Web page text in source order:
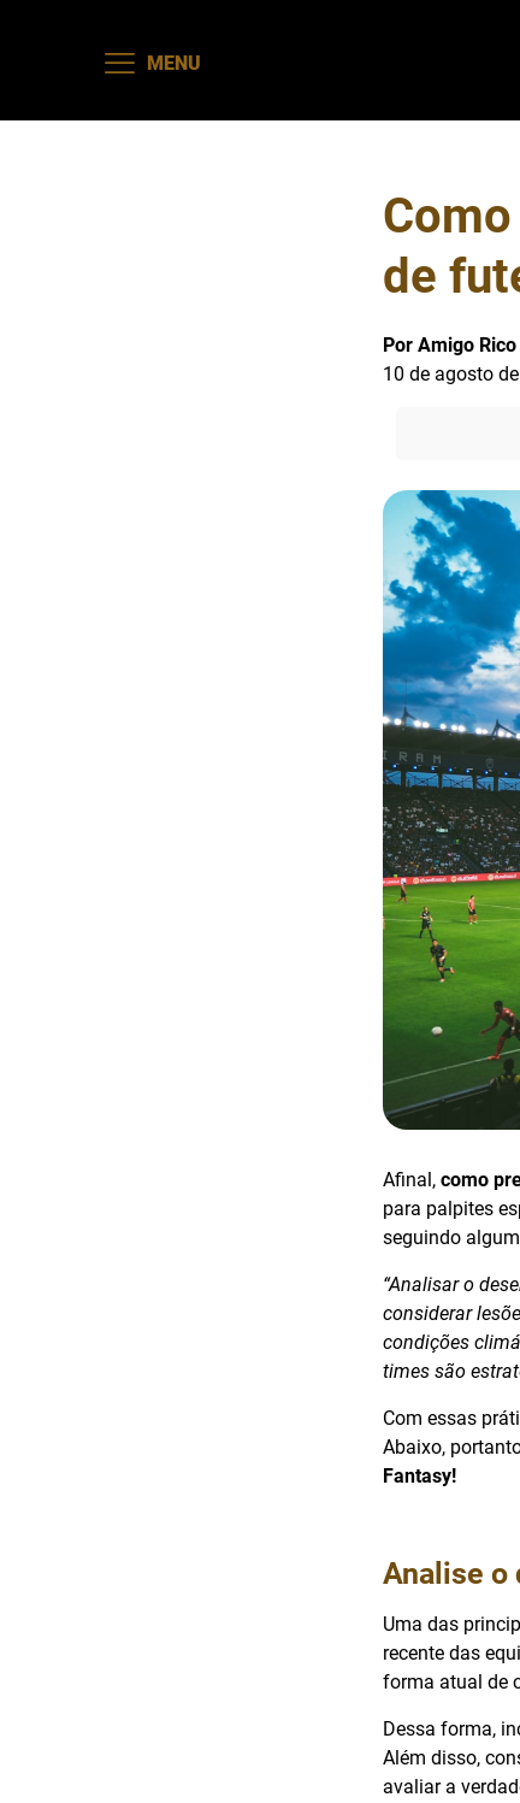
MENU
de
Por Amigo Rico
10 de agosto
Afinal, como
para palpites
seguindo
“Analisar o
considerar
condições
times são
Com essas
Abaixo,
Fantasy!
Analise o
Uma das
recente das
forma atual de
Dessa forma,
Além disso,
avaliar a